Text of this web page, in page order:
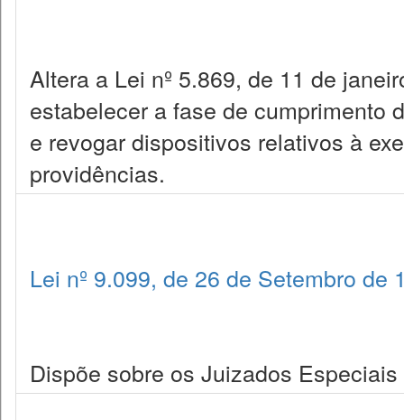
Altera a Lei nº 5.869, de 11 de
estabelecer a fase de cumprimento
e revogar dispositivos relativos à
providências.
Lei nº 9.099, de 26 de Setembro de
Dispõe sobre os Juizados